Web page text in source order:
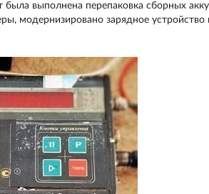
выполнена перепаковка сборных
модернизировано зарядное устройство